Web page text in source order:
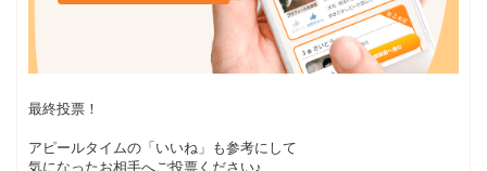
最終投票！
アピールタイムの「いいね」も参考にして
気になったお相手へご投票ください♪